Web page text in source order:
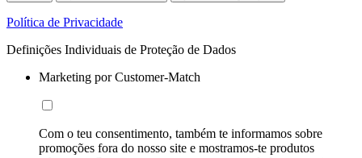
Política de Privacidade
Definições Individuais de Proteção de Dados
Marketing por Customer-Match
Com o teu consentimento, também te informamos sobre
promoções fora do nosso site e mostramos-te produtos